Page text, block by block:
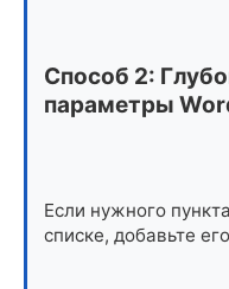
Способ 2:
параметры
Если нужного
списке, добавьте